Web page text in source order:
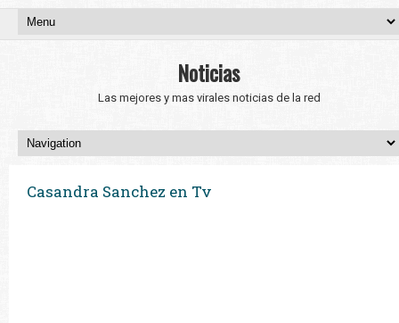
Noticias
Las mejores y mas virales noticias de la red
Casandra Sanchez en Tv